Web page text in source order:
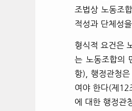
조법상 노동조
적성과 단체성
형식적 요건은
는 노동조합의
항), 행정관청
여야 한다(제12
에 대한 행정관